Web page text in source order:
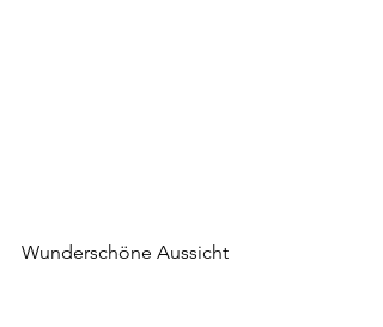
Wunderschöne Aussicht